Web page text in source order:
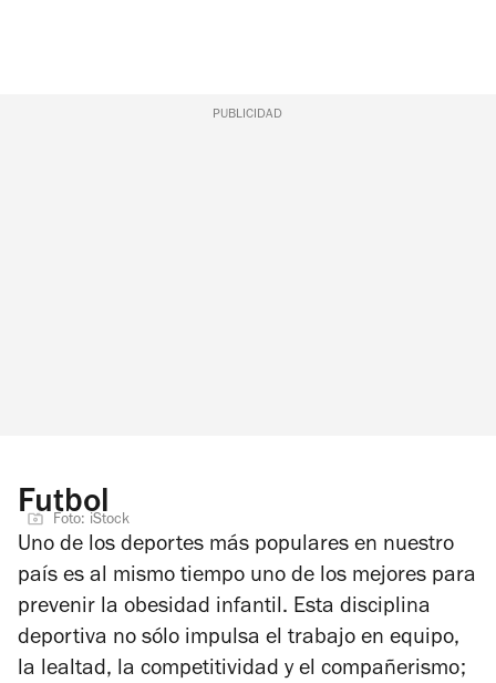
PUBLICIDAD
Futbol
Foto: iStock
Uno de los deportes más populares en nuestro
país es al mismo tiempo uno de los mejores para
prevenir la obesidad infantil. Esta disciplina
deportiva no sólo impulsa el trabajo en equipo,
la lealtad, la competitividad y el compañerismo;